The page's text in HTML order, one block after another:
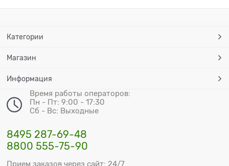
Категории
Магазин
Информация
Время работы операторов:
Пн - Пт: 9:00 - 17:30
Сб - Вс: Выходные
8495 287-69-48
8800 555-75-90
Прием заказов через сайт: 24/7